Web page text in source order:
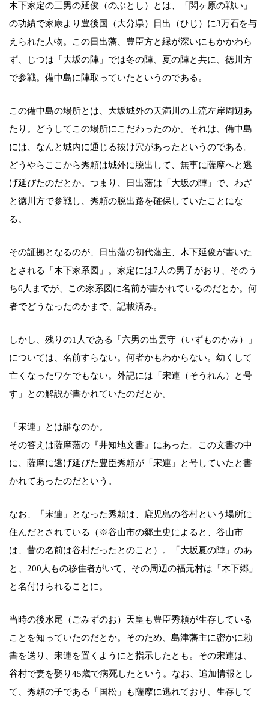
木下家定の三男の延俊（のぶとし）とは、「関ヶ原の戦い」
の功績で家康より豊後国（大分県）日出（ひじ）に3万石を与
えられた人物。この日出藩、豊臣方と縁が深いにもかかわら
ず、じつは「大坂の陣」では冬の陣、夏の陣と共に、徳川方
で参戦。備中島に陣取っていたというのである。
この備中島の場所とは、大坂城外の天満川の上流左岸周辺あ
たり。どうしてこの場所にこだわったのか。それは、備中島
には、なんと城内に通じる抜け穴があったというのである。
どうやらここから秀頼は城外に脱出して、無事に薩摩へと逃
げ延びたのだとか。つまり、日出藩は「大坂の陣」で、わざ
と徳川方で参戦し、秀頼の脱出路を確保していたことにな
る。
その証拠となるのが、日出藩の初代藩主、木下延俊が書いた
とされる「木下家系図」。家定には7人の男子がおり、そのう
ち6人までが、この家系図に名前が書かれているのだとか。何
者でどうなったのかまで、記載済み。
しかし、残りの1人である「六男の出雲守（いずものかみ）」
については、名前すらない。何者かもわからない。幼くして
亡くなったワケでもない。外記には「宋連（そうれん）と号
す」との解説が書かれていたのだとか。
「宋連」とは誰なのか。
その答えは薩摩藩の『井知地文書』にあった。この文書の中
に、薩摩に逃げ延びた豊臣秀頼が「宋連」と号していたと書
かれてあったのだという。
なお、「宋連」となった秀頼は、鹿児島の谷村という場所に
住んだとされている（※谷山市の郷土史によると、谷山市
は、昔の名前は谷村だったとのこと）。「大坂夏の陣」のあ
と、200人もの移住者がいて、その周辺の福元村は「木下郷」
と名付けられることに。
当時の後水尾（ごみずのお）天皇も豊臣秀頼が生存している
ことを知っていたのだとか。そのため、島津藩主に密かに勅
書を送り、宋連を置くようにと指示したとも。その宋連は、
谷村で妻を娶り45歳で病死したという。なお、追加情報とし
て、秀頼の子である「国松」も薩摩に逃れており、生存して